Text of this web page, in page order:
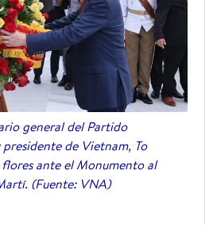
general del Partido
de Vietnam, To
ante el Monumento al
(Fuente: VNA)